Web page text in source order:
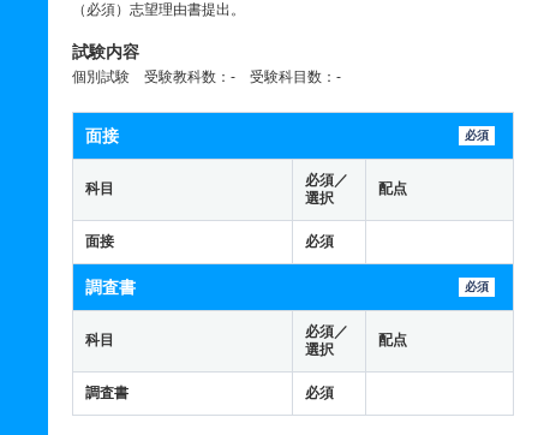
（必須）志望理由書提出。
試験内容
個別試験 受験教科数：- 受験科目数：-
面接 必須
科目
必須／
選択
配点
面接 必須
調査書 必須
科目
必須／
選択
配点
調査書 必須